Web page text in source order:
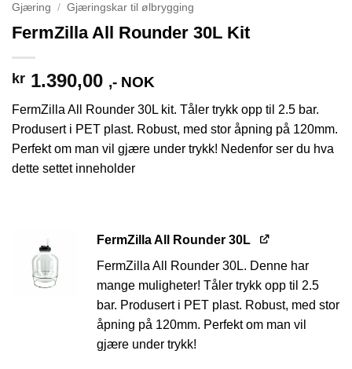
Gjæring / Gjæringskar til ølbrygging
FermZilla All Rounder 30L Kit
kr 1.390,00 ,- NOK
FermZilla All Rounder 30L kit. Tåler trykk opp til 2.5 bar.
Produsert i PET plast. Robust, med stor åpning på 120mm.
Perfekt om man vil gjære under trykk! Nedenfor ser du hva
dette settet inneholder
FermZilla All Rounder 30L
FermZilla All Rounder 30L. Denne har
mange muligheter! Tåler trykk opp til 2.5
bar. Produsert i PET plast. Robust, med stor
åpning på 120mm. Perfekt om man vil
gjære under trykk!